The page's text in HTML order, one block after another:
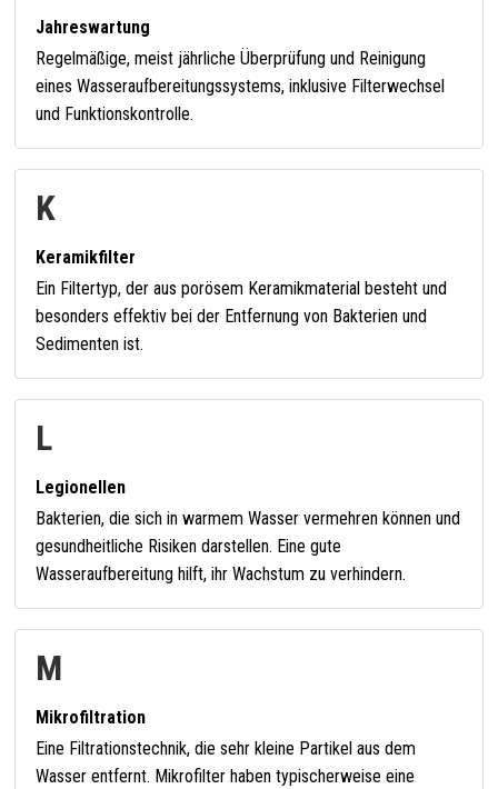
Jahreswartung
Regelmäßige, meist jährliche Überprüfung und Reinigung
eines Wasseraufbereitungssystems, inklusive Filterwechsel
und Funktionskontrolle.
K
Keramikfilter
Ein Filtertyp, der aus porösem Keramikmaterial besteht und
besonders effektiv bei der Entfernung von Bakterien und
Sedimenten ist.
L
Legionellen
Bakterien, die sich in warmem Wasser vermehren können und
gesundheitliche Risiken darstellen. Eine gute
Wasseraufbereitung hilft, ihr Wachstum zu verhindern.
M
Mikrofiltration
Eine Filtrationstechnik, die sehr kleine Partikel aus dem
Wasser entfernt. Mikrofilter haben typischerweise eine